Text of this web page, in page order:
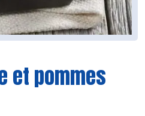
et pommes